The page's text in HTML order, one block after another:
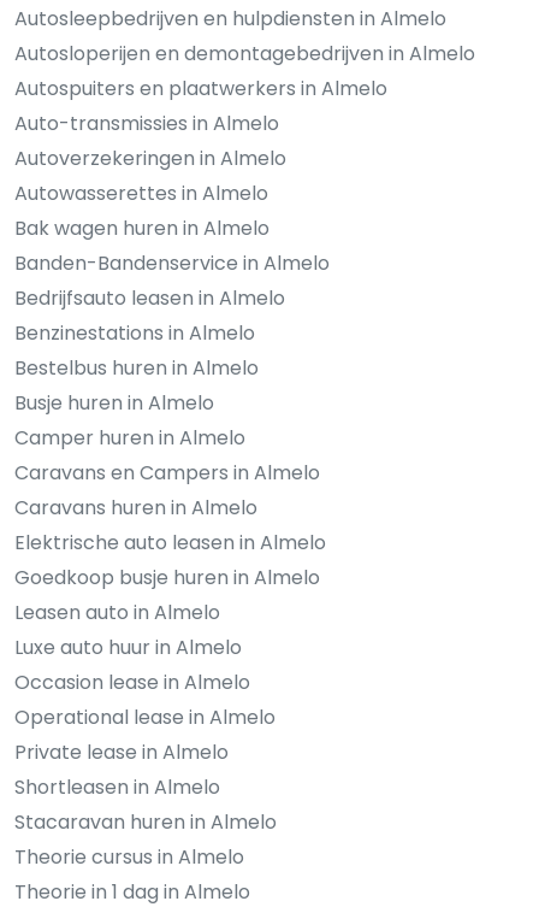
Autosleepbedrijven en hulpdiensten in Almelo
Autosloperijen en demontagebedrijven in Almelo
Autospuiters en plaatwerkers in Almelo
Auto-transmissies in Almelo
Autoverzekeringen in Almelo
Autowasserettes in Almelo
Bak wagen huren in Almelo
Banden-Bandenservice in Almelo
Bedrijfsauto leasen in Almelo
Benzinestations in Almelo
Bestelbus huren in Almelo
Busje huren in Almelo
Camper huren in Almelo
Caravans en Campers in Almelo
Caravans huren in Almelo
Elektrische auto leasen in Almelo
Goedkoop busje huren in Almelo
Leasen auto in Almelo
Luxe auto huur in Almelo
Occasion lease in Almelo
Operational lease in Almelo
Private lease in Almelo
Shortleasen in Almelo
Stacaravan huren in Almelo
Theorie cursus in Almelo
Theorie in 1 dag in Almelo